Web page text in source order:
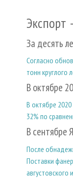
Экспорт
За десять
Согласно
тонн круглого
В октябре
В октябре
32% по
В сентябре
После
Поставки
августовского